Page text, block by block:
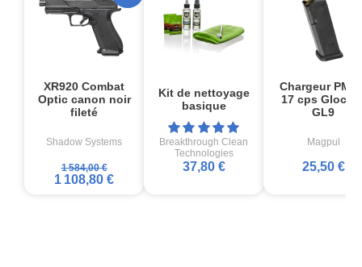
XR920 Combat
Optic canon noir
fileté
Shadow Systems
1 584,00 €
1 108,80 €
Kit de nettoyage
basique
Breakthrough Clean
Technologies
37,80 €
Chargeur
17 cps
GL9
Magpul
25,50 €